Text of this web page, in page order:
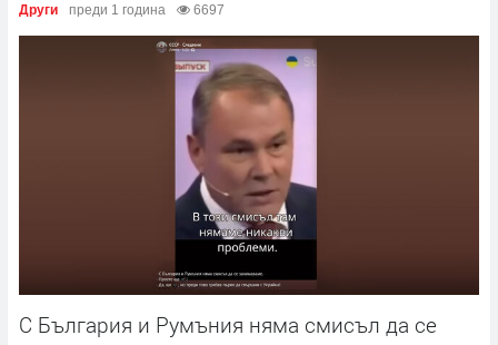
Други преди 1 година 6697
С България и Румъния няма смисъл да се